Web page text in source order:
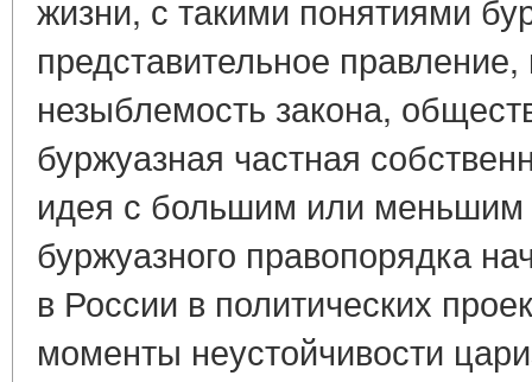
жизни, с такими понятиями
представительное
незыблемость закона,
буржуазная частная
идея с большим или
буржуазного правопорядка
в России в политических
моменты неустойчивости